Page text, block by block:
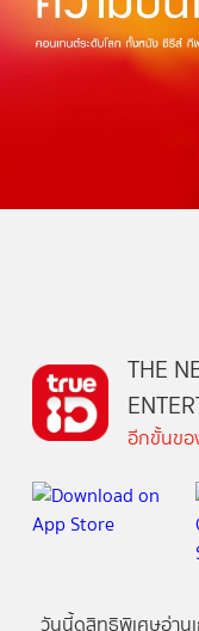
THE
อีกขั้นขอ
วันนี้ดูสิทธิพิเศษอ่าน